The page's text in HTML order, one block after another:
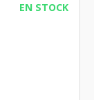
EN STOCK